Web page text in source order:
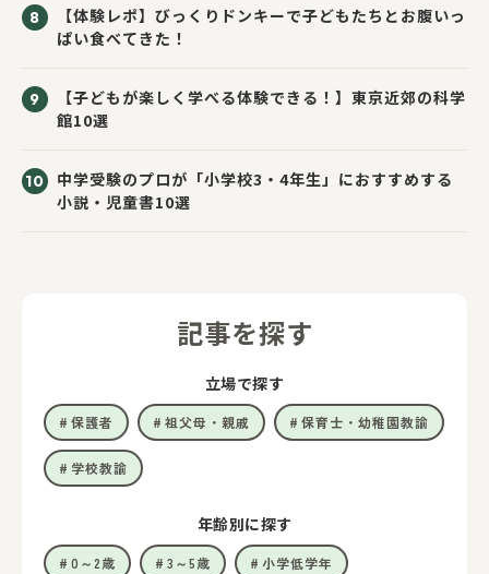
【体験レポ】びっくりドンキーで子どもたちとお腹いっ
ぱい食べてきた！
【子どもが楽しく学べる体験できる！】東京近郊の科学
館10選
中学受験のプロが「小学校3・4年生」におすすめする
小説・児童書10選
記事を探す
立場で探す
保護者 祖父母・親戚 保育士・幼稚園教諭
学校教諭
年齢別に探す
0～2歳 3～5歳 小学低学年